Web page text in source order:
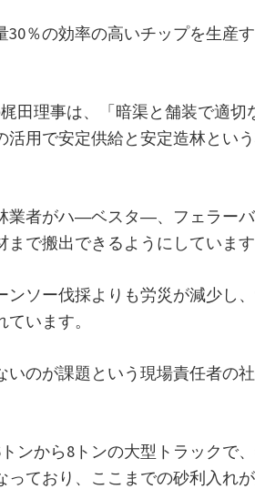
％の効率の高いチップを生産
田理事は、「暗渠と舗装で適
用で安定供給と安定造林とい
業者がハ―ベスタ―、フェラー
で搬出できるようにしています
ソー伐採よりも労災が減少し
います。
のが課題という現場責任者の
から8トンの大型トラックで
ており、ここまでの砂利入れが